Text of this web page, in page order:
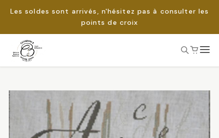
Les soldes sont arrivés, n'hésitez pas à consulter les
points de croix
Passer